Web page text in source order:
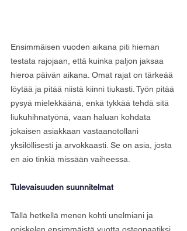
Ensimmäisen vuoden aikana piti hieman
testata rajojaan, että kuinka paljon jaksaa
hieroa päivän aikana. Omat rajat on tärkeää
löytää ja pitää niistä kiinni tiukasti. Työn pitää
pysyä mielekkäänä, enkä tykkää tehdä sitä
liukuhihnatyönä, vaan haluan kohdata
jokaisen asiakkaan vastaanotollani
yksilöllisesti ja arvokkaasti. Se on asia, josta
en aio tinkiä missään vaiheessa.
Tulevaisuuden suunnitelmat
Tällä hetkellä menen kohti unelmiani ja